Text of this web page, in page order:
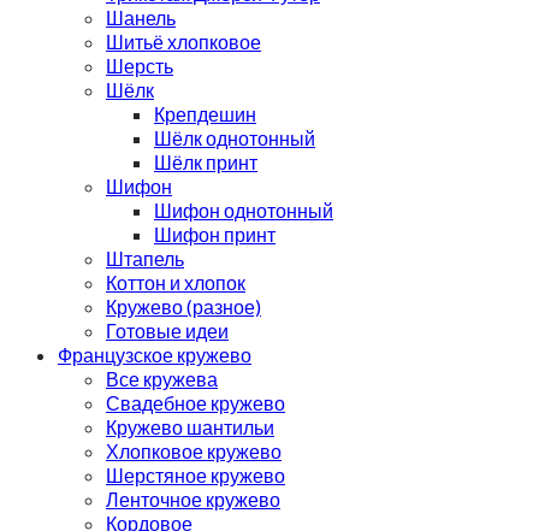
Шанель
Шитьё хлопковое
Шерсть
Шёлк
Крепдешин
Шёлк однотонный
Шёлк принт
Шифон
Шифон однотонный
Шифон принт
Штапель
Коттон и хлопок
Кружево (разное)
Готовые идеи
Французское кружево
Все кружева
Свадебное кружево
Кружево шантильи
Хлопковое кружево
Шерстяное кружево
Ленточное кружево
Кордовое